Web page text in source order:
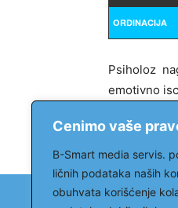
Cenimo vaše
B-Smart media servis.
ličnih podataka naših
obuhvata korišćenje
Psiholoz
emotivno
zato što
Uslovi